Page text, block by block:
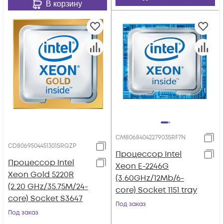
В корзину
CD8069504451301SRGZP
Процессор Intel
Xeon Gold 5220R
(2.20 GHz/35.75M/24-
core) Socket S3647
Под заказ
CM8068404227903SRF7N
Процессор Intel
Xeon E-2246G
(3.60GHz/12Mb/6-
core) Socket 1151 tray
Под заказ